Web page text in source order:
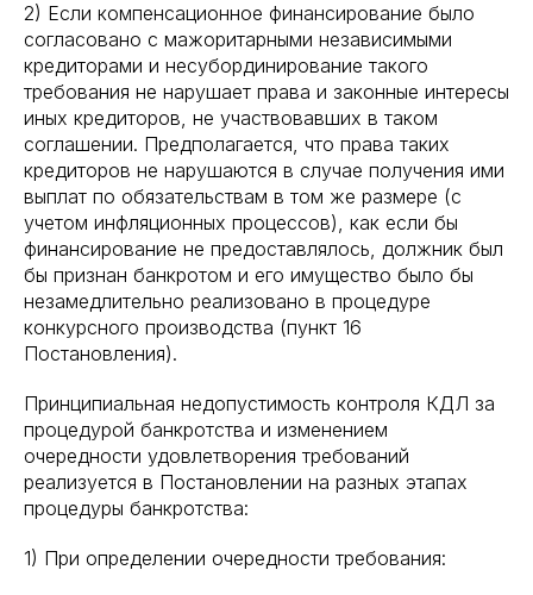
2) Если компенсационное финансирование было
согласовано с мажоритарными независимыми
кредиторами и несубординирование такого
требования не нарушает права и законные интересы
иных кредиторов, не участвовавших в таком
соглашении. Предполагается, что права таких
кредиторов не нарушаются в случае получения ими
выплат по обязательствам в том же размере (с
учетом инфляционных процессов), как если бы
финансирование не предоставлялось, должник был
бы признан банкротом и его имущество было бы
незамедлительно реализовано в процедуре
конкурсного производства (пункт 16
Постановления).
Принципиальная недопустимость контроля КДЛ за
процедурой банкротства и изменением
очередности удовлетворения требований
реализуется в Постановлении на разных этапах
процедуры банкротства:
1) При определении очередности требования: